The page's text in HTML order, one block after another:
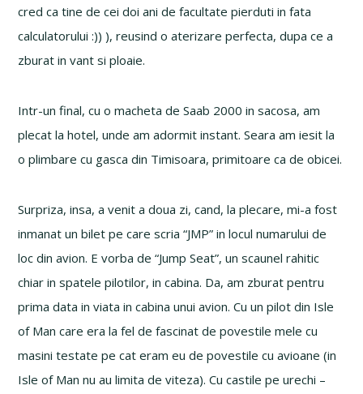
cred ca tine de cei doi ani de facultate pierduti in fata
calculatorului :)) ), reusind o aterizare perfecta, dupa ce a
zburat in vant si ploaie.
Intr-un final, cu o macheta de Saab 2000 in sacosa, am
plecat la hotel, unde am adormit instant. Seara am iesit la
o plimbare cu gasca din Timisoara, primitoare ca de obicei.
Surpriza, insa, a venit a doua zi, cand, la plecare, mi-a fost
inmanat un bilet pe care scria “JMP” in locul numarului de
loc din avion. E vorba de “Jump Seat”, un scaunel rahitic
chiar in spatele pilotilor, in cabina. Da, am zburat pentru
prima data in viata in cabina unui avion. Cu un pilot din Isle
of Man care era la fel de fascinat de povestile mele cu
masini testate pe cat eram eu de povestile cu avioane (in
Isle of Man nu au limita de viteza). Cu castile pe urechi –